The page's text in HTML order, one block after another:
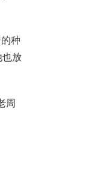
种
也放
周